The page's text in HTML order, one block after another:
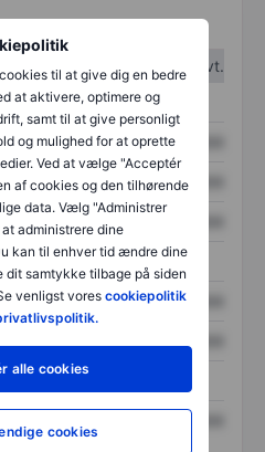
til at give dig en bedre
at aktivere, optimere og
samt til at give personligt
og mulighed for at oprette
Ved at vælge "Acceptér
af cookies og den tilhørende
data. Vælg "Administrer
administrere dine
kan til enhver tid ændre dine
samtykke tilbage på siden
venligst vores cookiepolitik
alle cookies
cookies
1. kvt.
2. kvt.
XXXXXXX XXXXXXX
XXXXXXX XXXXXXX
XXXXXXX
XXXXXXX XXXXXXX